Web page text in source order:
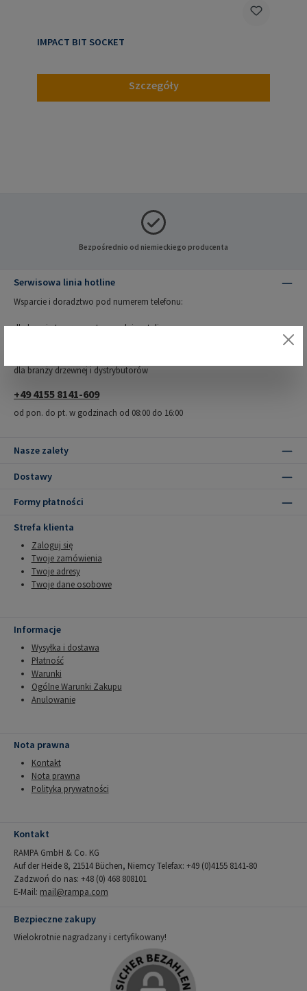
IMPACT BIT SOCKET
Szczegóły
Bezpośrednio od niemieckiego producenta
Serwisowa linia hotline
Wsparcie i doradztwo pod numerem telefonu:
dla branży tworzyw sztucznych i metali
dla branży drzewnej i dystrybutorów
+49 4155 8141-609
od pon. do pt. w godzinach od 08:00 do 16:00
Nasze zalety
Dostawy
Formy płatności
Strefa klienta
Zaloguj się
Twoje zamówienia
Twoje adresy
Twoje dane osobowe
Informacje
Wysyłka i dostawa
Płatność
Warunki
Ogólne Warunki Zakupu
Anulowanie
Nota prawna
Kontakt
Nota prawna
Polityka prywatności
Kontakt
RAMPA GmbH & Co. KG
Auf der Heide 8, 21514 Büchen, Niemcy Telefax: +49 (0)4155 8141-80
Zadzwoń do nas: +48 (0) 468 808101
E-Mail: mail@rampa.com
Bezpieczne zakupy
Wielokrotnie nagradzany i certyfikowany!